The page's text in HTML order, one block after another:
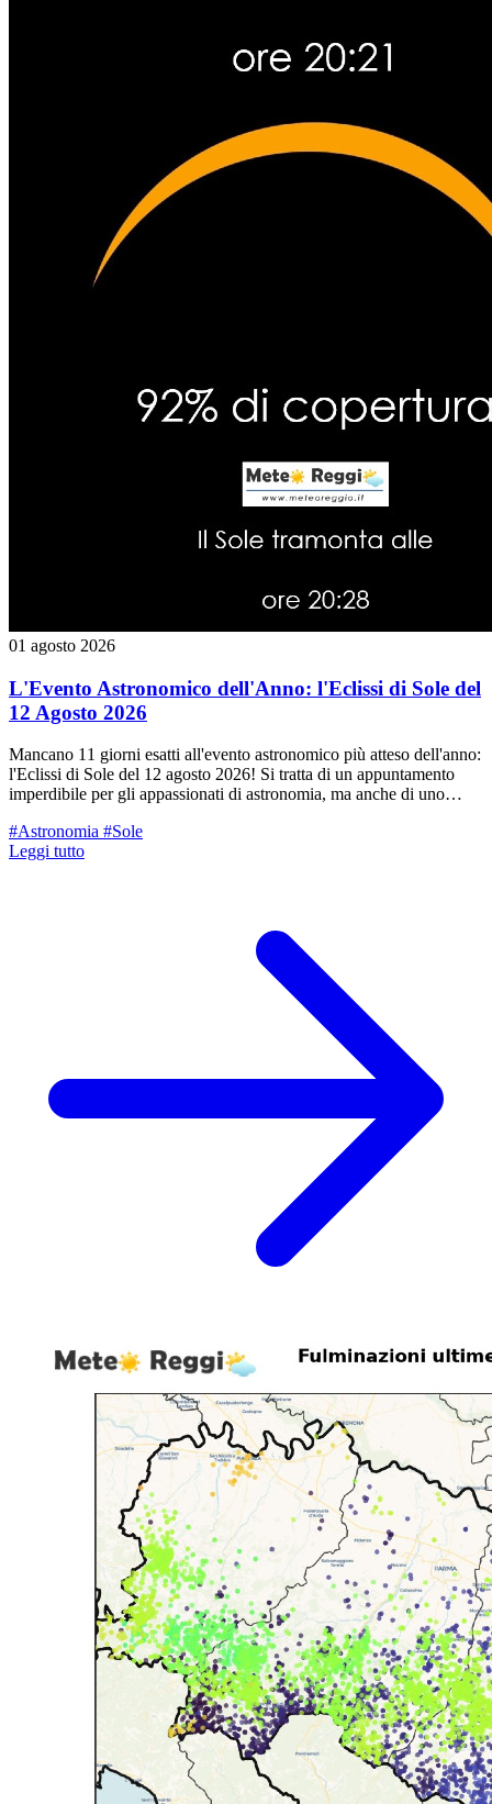
01 agosto 2026
L'Evento Astronomico dell'Anno: l'Eclissi di Sole del
12 Agosto 2026
Mancano 11 giorni esatti all'evento astronomico più atteso dell'anno:
l'Eclissi di Sole del 12 agosto 2026! Si tratta di un appuntamento
imperdibile per gli appassionati di astronomia, ma anche di uno
perdersi: un fenomeno raro che rimarrà impresso nella memoria in
modo indelebile. Tuttavia, per godersi al meglio lo spettacolo ed
#Astronomia #Sole
Leggi tutto